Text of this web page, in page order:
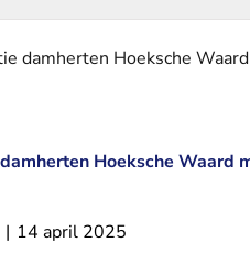
damherten Hoeksche
Hoeksche Waard
| 14 april 2025